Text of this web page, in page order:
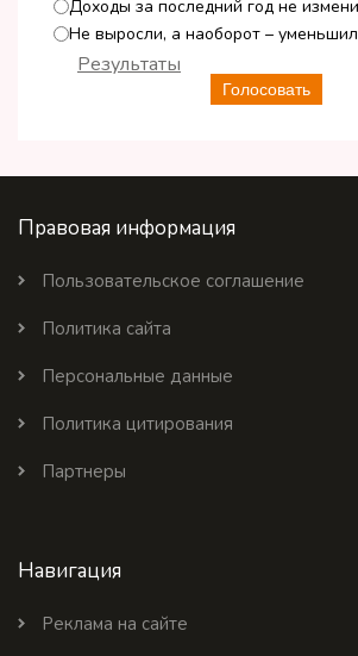
Доходы за последний год не
Не выросли, а наоборот –
Голосовать
Результаты
Правовая информация
Пользовательское соглашение
Политика сайта
Персональные данные
Политика цитирования
Партнеры
Навигация
Реклама на сайте